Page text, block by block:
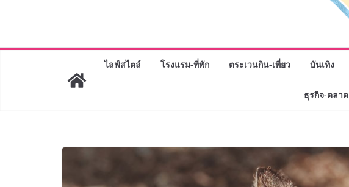
“ดร.ปิยะวัฒน์” ถ่ายทอดวิสัยทัศน์ธุรกิจ
พร้อมฟรีคอนเสิร์ต “โชค รถแห่” ยกวง
อร่อย ยกเมนูระดับตำนาน “ข้าวหน้าไก่
ไลฟ์สไตล์ โรงแรม-ที่พัก ตระเวนกิน-เที่ยว บันเทิง
ธุรกิจ-ตลาด